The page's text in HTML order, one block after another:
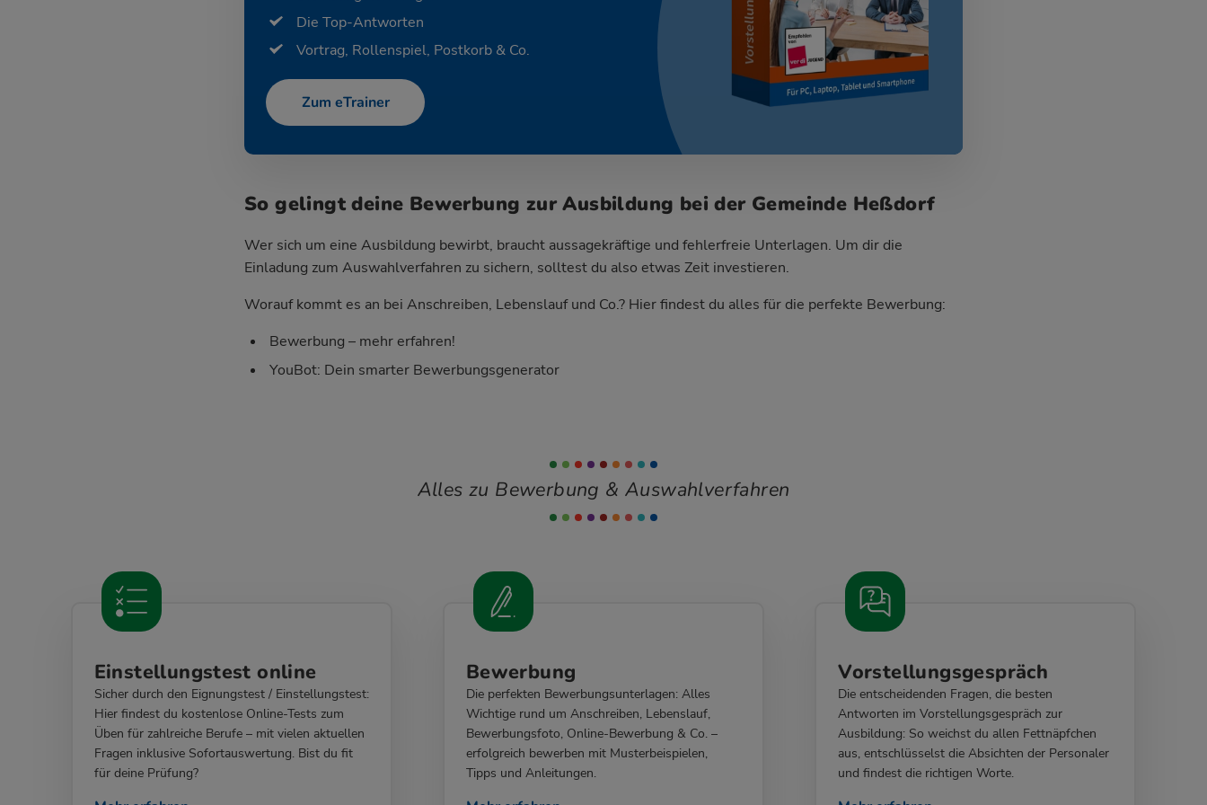
Die Top-Antworten
Vortrag, Rollenspiel, Postkorb & Co.
Zum eTrainer
So gelingt deine Bewerbung zur Ausbildung bei der Gemeinde Heßdorf
Wer sich um eine Ausbildung bewirbt, braucht aussagekräftige und fehlerfreie Unterlagen. Um dir die
Einladung zum Auswahlverfahren zu sichern, solltest du also etwas Zeit investieren.
Worauf kommt es an bei Anschreiben, Lebenslauf und Co.? Hier findest du alles für die perfekte Bewerbung:
Bewerbung – mehr erfahren!
YouBot: Dein smarter Bewerbungsgenerator
Alles zu Bewerbung & Auswahlverfahren
Einstellungstest online
Sicher durch den Eignungstest / Einstellungstest:
Hier findest du kostenlose Online-Tests zum
Üben für zahlreiche Berufe – mit vielen aktuellen
Fragen inklusive Sofortauswertung. Bist du fit
für deine Prüfung?
Bewerbung
Die perfekten Bewerbungsunterlagen: Alles
Wichtige rund um Anschreiben, Lebenslauf,
Bewerbungsfoto, Online-Bewerbung & Co. –
erfolgreich bewerben mit Musterbeispielen,
Tipps und Anleitungen.
Vorstellungsgespräch
Die entscheidenden Fragen, die besten
Antworten im Vorstellungsgespräch zur
Ausbildung: So weichst du allen Fettnäpfchen
aus, entschlüsselst die Absichten der Personaler
und findest die richtigen Worte.